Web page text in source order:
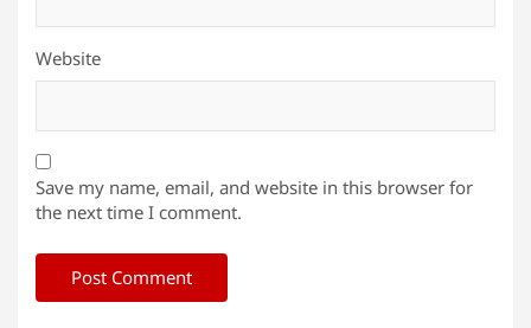
Website
Save my name, email, and website in this browser for
the next time I comment.